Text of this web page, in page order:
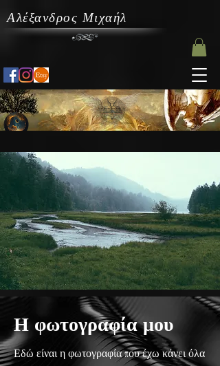
Αλέξανδρος Μιχαήλ
Η φωτογραφία μου
Εδώ είναι η φωτογραφία που έχω κάνει όλα